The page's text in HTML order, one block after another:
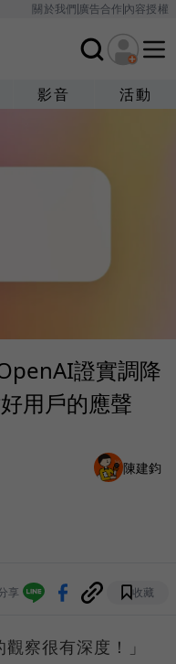
關於我們廣告合作內容授權
影音 活動
證實調降
用戶的應聲
陳建鈞
享 收藏
察很有深度！」